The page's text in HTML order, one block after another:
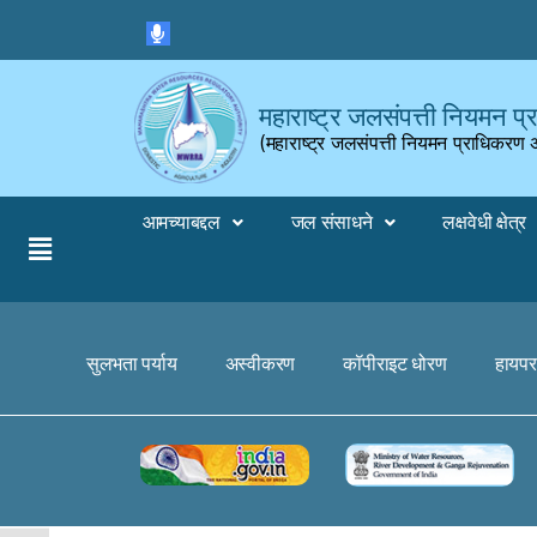
महाराष्ट्र जलसंपत्ती नियमन
(महाराष्ट्र जलसंपत्ती नियमन
आमच्याबद्दल जल संसाधने लक्षवेधी क्षेत्र
सुलभता पर्याय अस्वीकरण कॉपीराइट धोरण